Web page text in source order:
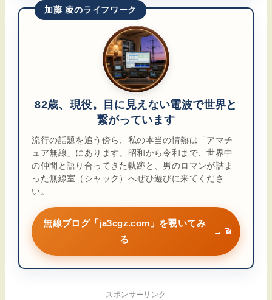
加藤 凌のライフワーク
82歳、現役。目に見えない電波で世界と
繋がっています
流行の話題を追う傍ら、私の本当の情熱は「アマチ
ュア無線」にあります。昭和から令和まで、世界中
の仲間と語り合ってきた軌跡と、男のロマンが詰ま
った無線室（シャック）へぜひ遊びに来てくださ
い。
無線ブログ「ja3cgz.com」を覗いてみ
る
→
スポンサーリンク